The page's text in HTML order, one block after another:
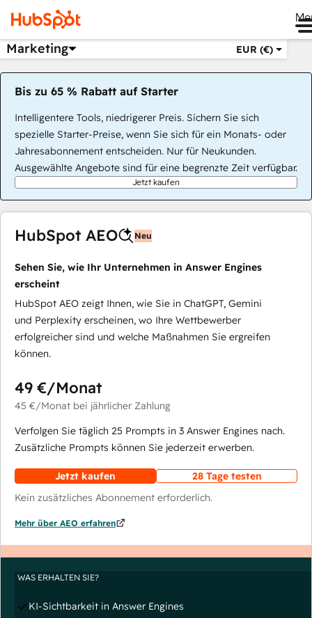
Marketing EUR (€)
Bis zu 65 % Rabatt auf Starter
Intelligentere Tools, niedrigerer Preis. Sichern Sie sich
spezielle Starter-Preise, wenn Sie sich für ein Monats- oder
Jahresabonnement entscheiden. Nur für Neukunden.
Ausgewählte Angebote sind für eine begrenzte Zeit verfügbar.
Jetzt kaufen
HubSpot AEO Neu
Sehen Sie, wie Ihr Unternehmen in Answer Engines
erscheint
HubSpot AEO zeigt Ihnen, wie Sie in ChatGPT, Gemini
und Perplexity erscheinen, wo Ihre Wettbewerber
erfolgreicher sind und welche Maßnahmen Sie ergreifen
können.
49 €/Monat
45 €/Monat bei jährlicher Zahlung
Verfolgen Sie täglich 25 Prompts in 3 Answer Engines nach.
Zusätzliche Prompts können Sie jederzeit erwerben.
Jetzt kaufen
28 Tage testen
Kein zusätzliches Abonnement erforderlich.
Mehr über AEO erfahren
WAS ERHALTEN SIE?
KI-Sichtbarkeit in Answer Engines